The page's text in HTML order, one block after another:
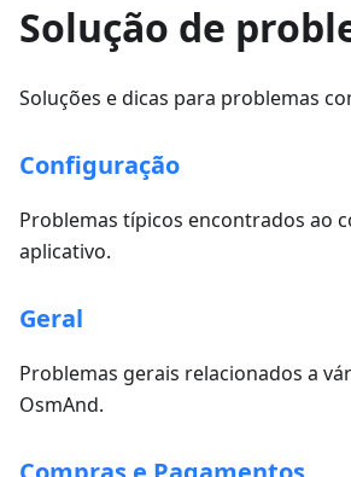
Solução de
Soluções e dicas para problemas
Configuração
Problemas típicos encontrados ao
aplicativo.
Geral
Problemas gerais relacionados a
OsmAnd.